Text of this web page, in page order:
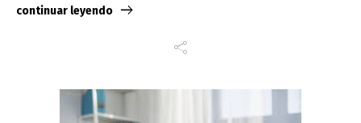
continuar leyendo